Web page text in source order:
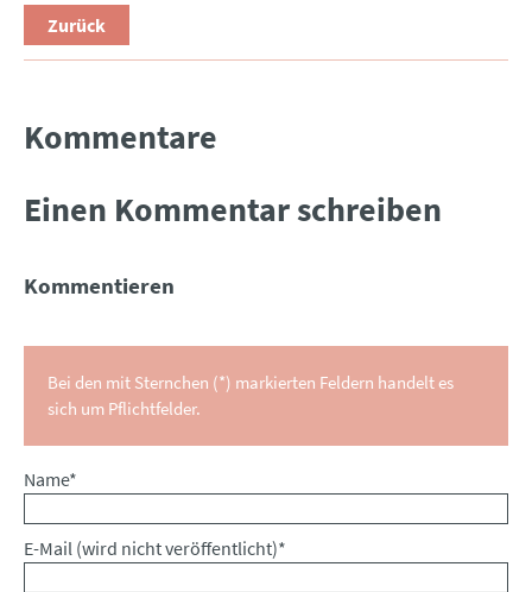
Zurück
Kommentare
Einen Kommentar schreiben
Kommentieren
Bei den mit Sternchen (*) markierten Feldern handelt es
sich um Pflichtfelder.
Pflichtfeld
Name*
Pflichtfeld
E-Mail (wird nicht veröffentlicht)*